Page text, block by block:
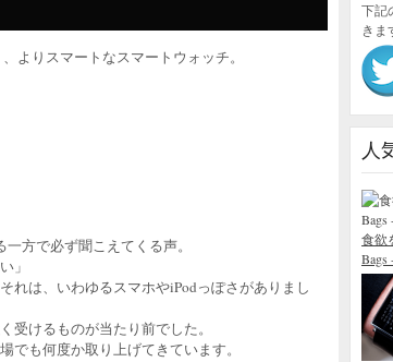
よりスマートなスマートウォッチ。
方で必ず聞こえてくる声。
」
れは、いわゆるスマホやiPodっぽさがありまし
受けるものが当たり前でした。
も何度か取り上げてきています。
下記
きま
人
食欲
Bags